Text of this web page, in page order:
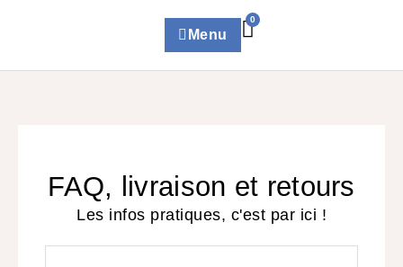
Menu
0
FAQ, livraison et retours
Les infos pratiques, c'est par ici !